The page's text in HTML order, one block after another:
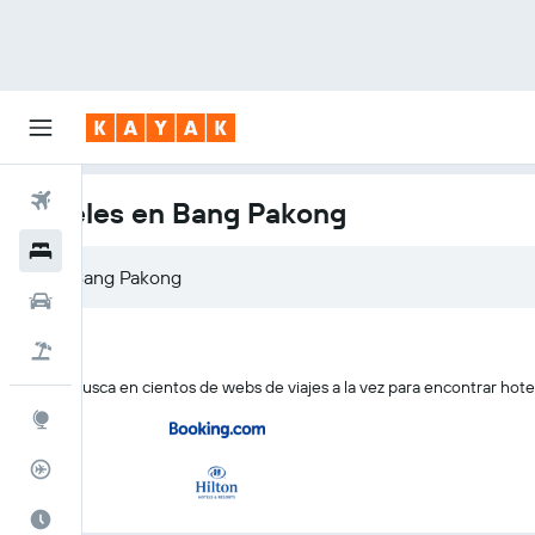
Vuelos
Hoteles en Bang Pakong
KAYAK busca en cientos de webs de viajes a la vez para encontrar